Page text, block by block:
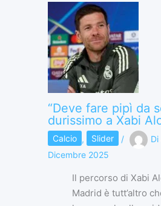
“Deve fare pipì da
durissimo a Xabi
Calcio Slider / Di
Dicembre 2025
Il percorso di Xabi
Madrid è tutt’altro